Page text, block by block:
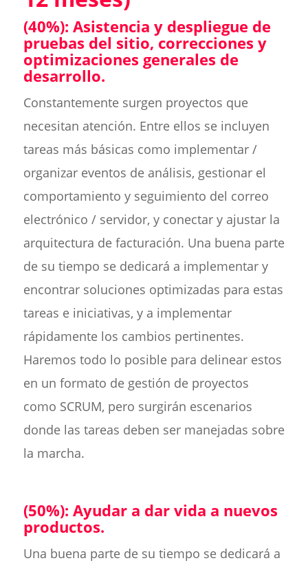
(40%): Asistencia y despliegue de
pruebas del sitio, correcciones y
optimizaciones generales de
desarrollo.
Constantemente surgen proyectos que
necesitan atención. Entre ellos se incluyen
tareas más básicas como implementar /
organizar eventos de análisis, gestionar el
comportamiento y seguimiento del correo
electrónico / servidor, y conectar y ajustar la
arquitectura de facturación. Una buena parte
de su tiempo se dedicará a implementar y
encontrar soluciones optimizadas para estas
tareas e iniciativas, y a implementar
rápidamente los cambios pertinentes.
Haremos todo lo posible para delinear estos
en un formato de gestión de proyectos
como SCRUM, pero surgirán escenarios
donde las tareas deben ser manejadas sobre
la marcha.
(50%): Ayudar a dar vida a nuevos
productos.
Una buena parte de su tiempo se dedicará a